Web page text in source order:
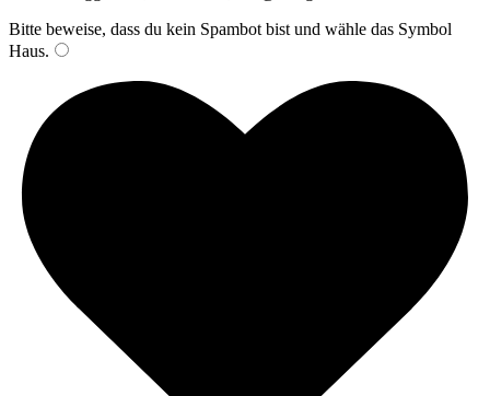
Bitte beweise, dass du kein Spambot bist und wähle das Symbol
Haus.